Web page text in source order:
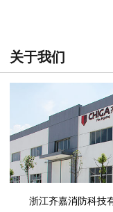
关于我们
浙江齐嘉消防科技